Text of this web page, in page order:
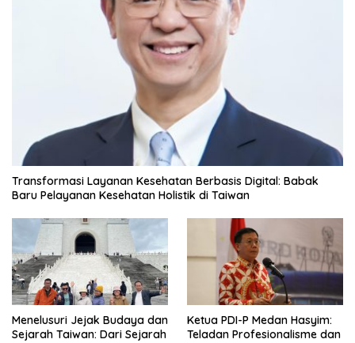
Transformasi Layanan Kesehatan Berbasis Digital: Babak
Baru Pelayanan Kesehatan Holistik di Taiwan
Menelusuri Jejak Budaya dan
Sejarah Taiwan: Dari Sejarah
Ketua PDI-P Medan Hasyim:
Teladan Profesionalisme dan